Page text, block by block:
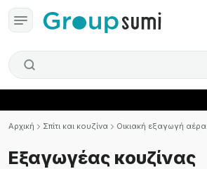
Αρχική Σπίτι και κουζίνα Οικιακή εξαγωγή αέρα
Εξαγωγέας κουζίνας